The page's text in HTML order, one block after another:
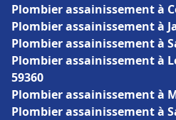
Plombier assainissement à
Plombier assainissement à
Plombier assainissement à
Plombier assainissement à
59360
Plombier assainissement à
Plombier assainissement à